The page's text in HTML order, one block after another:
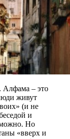
Алфама – это
живут
(и не
и
Но
«вверх и